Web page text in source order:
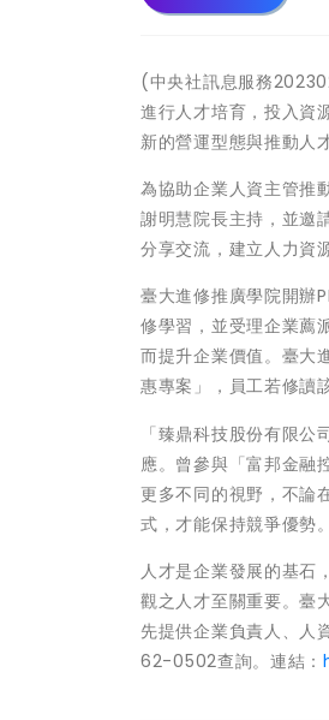
(中央社訊息服務
進行人才培育，投入資
新的營運型態與推動人
為協助企業人資主管推
謝明慧院長主持，並邀
分享交流，建立人力資
臺大進修推廣學院開辦
修學習，並受理企業薦
而提升企業價值。臺大
惠專案」，員工若修讀
「臻鼎科技股份有限
應。曾參與「富邦金融
更多不同的視野，不論
式，才能保持競爭優勢
人才是企業發展的基石
觀之人才至關重要。臺
先提供企業負責人、人
62-0502查詢。連結：